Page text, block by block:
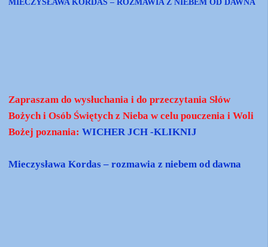
MIECZYSŁAWA KORDAS – ROZMAWIA Z NIEBEM OD DAWNA
Zapraszam do wysłuchania i do przeczytania Słów
Bożych i Osób Świętych z Nieba w celu pouczenia i Woli
Bożej poznania:WICHER JCH -KLIKNIJ
Mieczysława Kordas – rozmawia z niebem od dawna